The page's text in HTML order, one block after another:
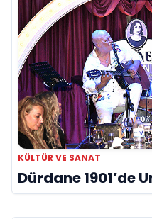
KÜLTÜR VE SANAT
Dürdane 1901’de